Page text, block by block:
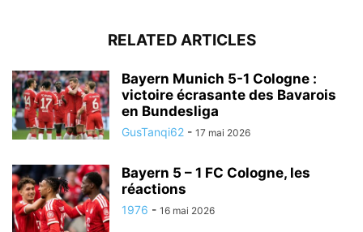
RELATED ARTICLES
Bayern Munich 5-1 Cologne :
victoire écrasante des Bavarois
en Bundesliga
GusTanqi62 - 17 mai 2026
Bayern 5 – 1 FC Cologne, les
réactions
1976 - 16 mai 2026